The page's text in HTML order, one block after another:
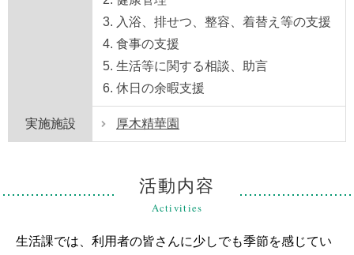
入浴、排せつ、整容、着替え等の支援
食事の支援
生活等に関する相談、助言
休日の余暇支援
実施施設 厚木精華園
活動内容
Activities
生活課では、利用者の皆さんに少しでも季節を感じてい